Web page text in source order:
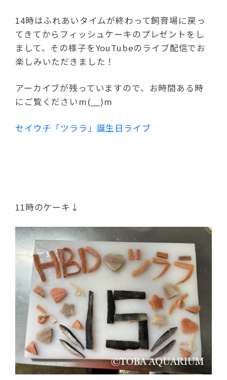
14時はふれあいタイムが終わって飼育場に戻っ
てきてからフィッシュケーキのプレゼントをし
まして、その様子をYouTubeのライブ配信でお
楽しみいただきました！
アーカイブが残っていますので、お時間ある時
にご覧くださいm(__)m
セイウチ「ツララ」誕生日ライブ
11時のケーキ↓